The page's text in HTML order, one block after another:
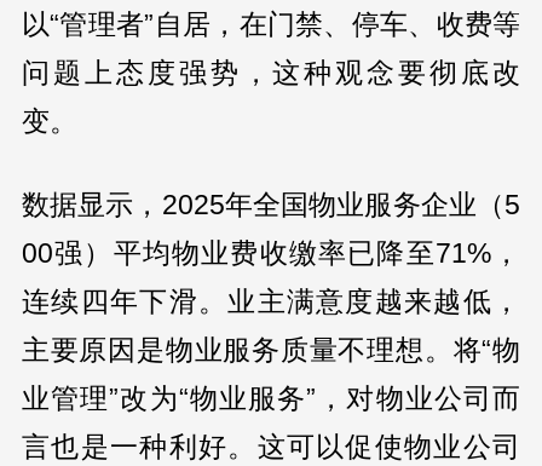
以“管理者”自居，在门禁、停车、收费等
问题上态度强势，这种观念要彻底改
变。
数据显示，2025年全国物业服务企业（5
00强）平均物业费收缴率已降至71%，
连续四年下滑。业主满意度越来越低，
主要原因是物业服务质量不理想。将“物
业管理”改为“物业服务”，对物业公司而
言也是一种利好。这可以促使物业公司